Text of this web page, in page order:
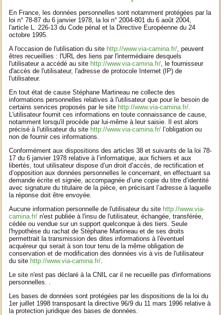
En France, les données personnelles sont notamment protégées par la
loi n° 78-87 du 6 janvier 1978, la loi n° 2004-801 du 6 août 2004,
l'article L. 226-13 du Code pénal et la Directive Européenne du 24
octobre 1995.
A l'occasion de l'utilisation du site http://www.via-camina.fr/, peuvent
êtres recueillies : l'URL des liens par l'intermédiaire desquels
l'utilisateur a accédé au site http://www.via-camina.fr/, le fournisseur
d'accès de l'utilisateur, l'adresse de protocole Internet (IP) de
l'utilisateur.
En tout état de cause Stéphane Martineau ne collecte des
informations personnelles relatives à l'utilisateur que pour le besoin de
certains services proposés par le site http://www.via-camina.fr/.
L'utilisateur fournit ces informations en toute connaissance de cause,
notamment lorsqu'il procède par lui-même à leur saisie. Il est alors
précisé à l'utilisateur du site http://www.via-camina.fr/ l’obligation ou
non de fournir ces informations.
Conformément aux dispositions des articles 38 et suivants de la loi 78-
17 du 6 janvier 1978 relative à l’informatique, aux fichiers et aux
libertés, tout utilisateur dispose d’un droit d’accès, de rectification et
d’opposition aux données personnelles le concernant, en effectuant sa
demande écrite et signée, accompagnée d’une copie du titre d’identité
avec signature du titulaire de la pièce, en précisant l’adresse à laquelle
la réponse doit être envoyée.
Aucune information personnelle de l'utilisateur du site http://www.via-
camina.fr/ n'est publiée à l'insu de l'utilisateur, échangée, transférée,
cédée ou vendue sur un support quelconque à des tiers. Seule
l'hypothèse du rachat de Stéphane Martineau et de ses droits
permettrait la transmission des dites informations à l'éventuel
acquéreur qui serait à son tour tenu de la même obligation de
conservation et de modification des données vis à vis de l'utilisateur
du site http://www.via-camina.fr/.
Le site n'est pas déclaré à la CNIL car il ne recueille pas d'informations
personnelles. .
Les bases de données sont protégées par les dispositions de la loi du
1er juillet 1998 transposant la directive 96/9 du 11 mars 1996 relative à
la protection juridique des bases de données.